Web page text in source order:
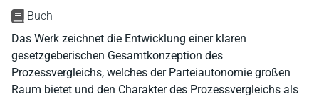
Buch
Das Werk zeichnet die Entwicklung einer klaren
gesetzgeberischen Gesamtkonzeption des
Prozessvergleichs, welches der Parteiautonomie großen
Raum bietet und den Charakter des Prozessvergleichs als